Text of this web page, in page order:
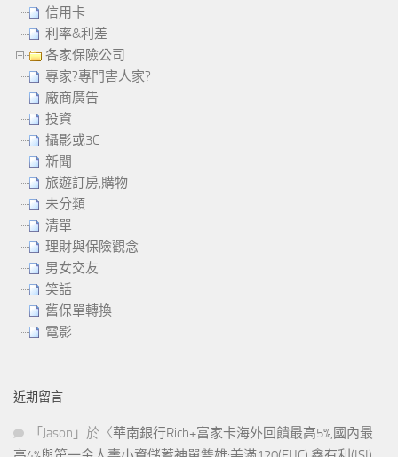
信用卡
利率&利差
各家保險公司
專家?專門害人家?
廠商廣告
投資
攝影或3C
新聞
旅遊訂房,購物
未分類
清單
理財與保險觀念
男女交友
笑話
舊保單轉換
電影
近期留言
「 Jason 」於〈華南銀行Rich+富家卡海外回饋最高5%,國內最